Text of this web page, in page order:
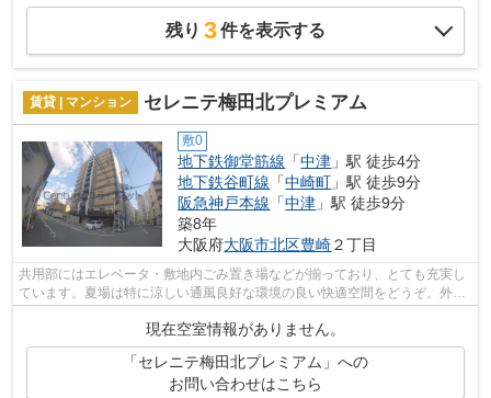
残り 3件を表示する
賃貸 | マンション セレニテ梅田北プレミアム
敷0
地下鉄御堂筋線 「中津 」駅 徒歩4分
地下鉄谷町線 「中崎町 」駅 徒歩9分
阪急神戸本線 「中津 」駅 徒歩9分
築8年
大阪府大阪市北区豊崎２丁目
共用部にはエレベータ・敷地内ごみ置き場などが揃っており、とても充実し
ています。夏場は特に涼しい通風良好な環境の良い快適空間をどうぞ。外壁
現在空室情報がありません。
「セレニテ梅田北プレミアム」への
お問い合わせはこちら